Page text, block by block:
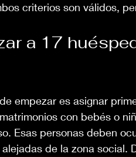
criterios son válidos,
a 17
empezar es asignar
con bebés o
Esas personas deben
de la zona social.